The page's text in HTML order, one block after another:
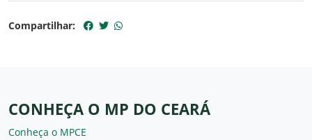
Compartilhar:
CONHEÇA O MP DO CEARÁ
Conheça o MPCE